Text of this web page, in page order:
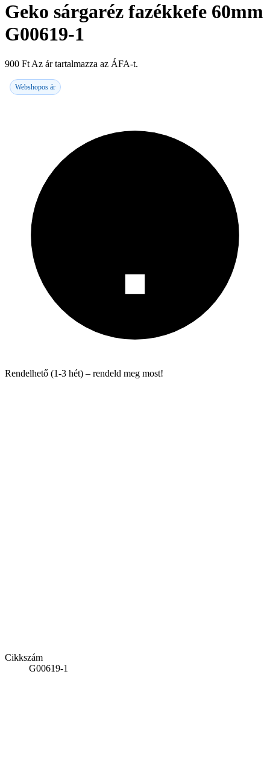
Geko sárgaréz fazékkefe 60mm
G00619-1
900 Ft Az ár tartalmazza az ÁFA-t.
Webshopos ár
Rendelhető (1-3 hét) – rendeld meg most!
Cikkszám
G00619-1